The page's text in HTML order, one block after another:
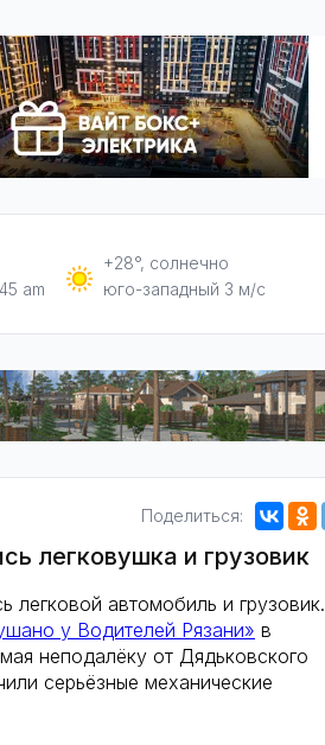
am
+28°, солнечно
юго-западный 3 м/с
Поделиться:
легковушка и грузовик
легковой автомобиль и грузовик.
у Водителей Рязани» в
неподалёку от Дядьковского
серьёзные механические